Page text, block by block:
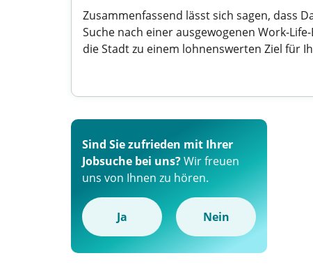
Zusammenfassend lässt sich sagen, dass
Suche nach einer ausgewogenen Work-
die Stadt zu einem lohnenswerten Ziel für
Sind Sie zufrieden mit Ihrer
Jobsuche bei uns?Wir freuen
uns von Ihnen zu hören.
Ja Nein